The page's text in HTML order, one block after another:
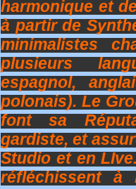
harmonique et
à partir de
minimalistes
plusieurs
espagnol,
polonais). Le
font sa
gardiste, et
Studio et en
réfléchissent à